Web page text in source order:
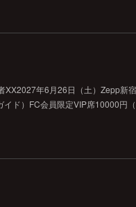
年6月26日（土）Zepp新宿
ド）FC会員限定VIP席10000円